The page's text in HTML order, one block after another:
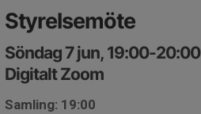
Styrelsemöte
Söndag 7 jun, 19:00-20:00
Digitalt Zoom
Samling: 19:00